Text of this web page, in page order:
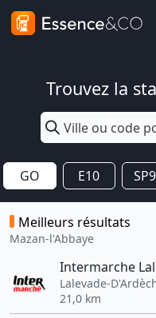
Trouvez la
GO E10
Meilleurs résultats
Mazan-l'Abbaye
Intermarche
Lalevade-
21,0 km